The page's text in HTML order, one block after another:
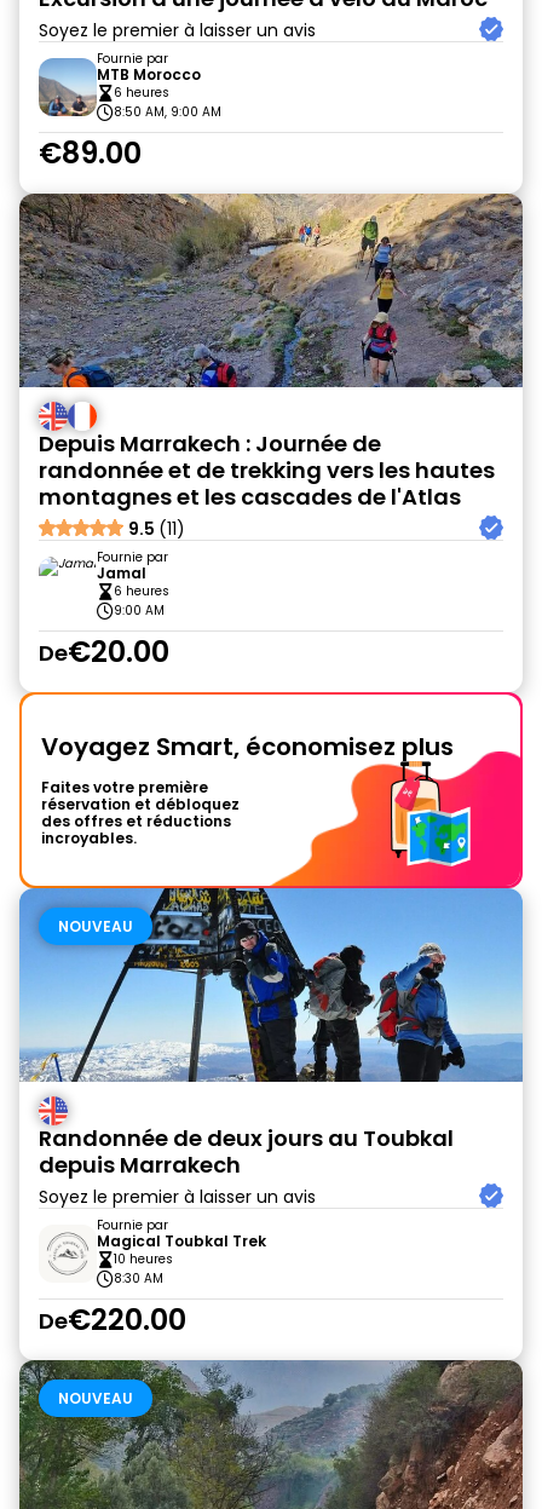
Soyez le premier à laisser un avis
Fournie par
MTB Morocco
6 heures
8:50 AM, 9:00 AM
€89.00
Depuis Marrakech : Journée de
randonnée et de trekking vers les hautes
montagnes et les cascades de l'Atlas
9.5 (11)
Fournie par
Jamal
6 heures
9:00 AM
De€20.00
Voyagez Smart, économisez plus
Faites votre première
réservation et débloquez
des offres et réductions
incroyables.
NOUVEAU
Randonnée de deux jours au Toubkal
depuis Marrakech
Soyez le premier à laisser un avis
Fournie par
Magical Toubkal Trek
10 heures
8:30 AM
De€220.00
NOUVEAU